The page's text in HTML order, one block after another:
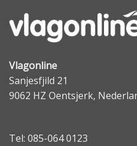
Vlagonline
Sanjesfjild 21
9062 HZ Oentsjerk,
Tel: 085-064 0123